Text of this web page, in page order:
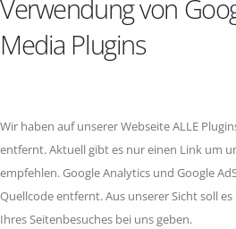
Verwendung von
Media Plugins
Wir haben auf unserer Webseite ALLE
entfernt. Aktuell gibt es nur einen Link um
empfehlen. Google Analytics und Google
Quellcode entfernt. Aus unserer Sicht soll
Ihres Seitenbesuches bei uns geben.